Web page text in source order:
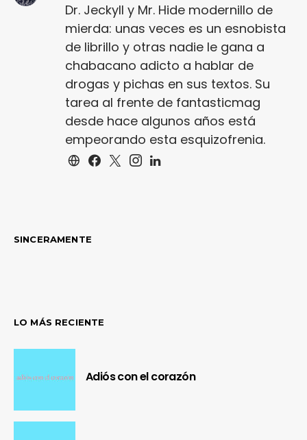
Dr. Jeckyll y Mr. Hide modernillo de
mierda: unas veces es un esnobista
de librillo y otras nadie le gana a
chabacano adicto a hablar de
drogas y pichas en sus textos. Su
tarea al frente de fantasticmag
desde hace algunos años está
empeorando esta esquizofrenia.
SINCERAMENTE
LO MÁS RECIENTE
Adiós con el corazón